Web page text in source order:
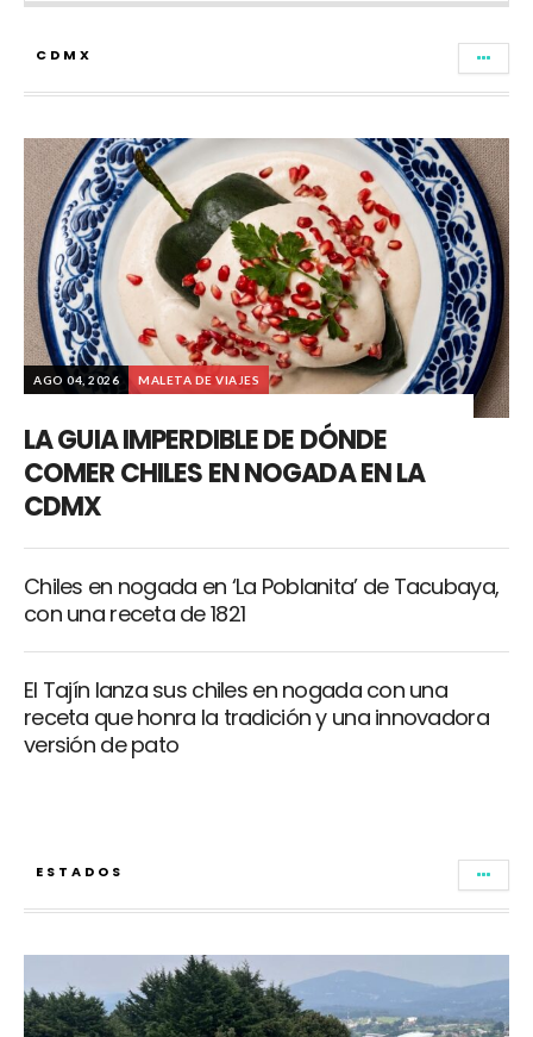
CDMX
AGO 04, 2026 MALETA DE VIAJES
LA GUIA IMPERDIBLE DE DÓNDE
COMER CHILES EN NOGADA EN LA
CDMX
Chiles en nogada en ‘La Poblanita’ de Tacubaya,
con una receta de 1821
El Tajín lanza sus chiles en nogada con una
receta que honra la tradición y una innovadora
versión de pato
ESTADOS